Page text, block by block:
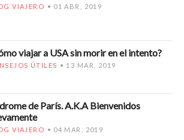
VIAJERO 01 ABR, 2019
viajar a USA sin morir en el intento?
ÚTILES 13 MAR, 2019
de París. A.K.A Bienvenidos
VIAJERO 04 MAR, 2019